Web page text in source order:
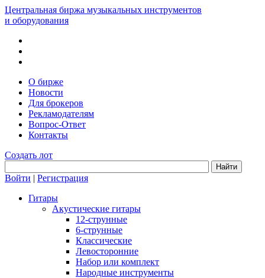
Центральная биржа музыкальных инструментов
и оборудования
О бирже
Новости
Для брокеров
Рекламодателям
Вопрос-Ответ
Контакты
Создать лот
Войти | Регистрация
Гитары
Акустические гитары
12-струнные
6-струнные
Классические
Левосторонние
Набор или комплект
Народные инструменты